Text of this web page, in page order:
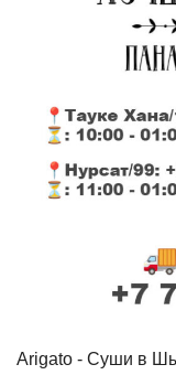
Arigato - Cуши в